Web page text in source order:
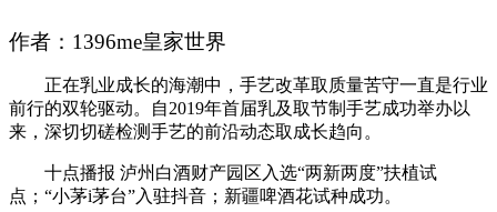
作者：1396me皇家世界
正在乳业成长的海潮中，手艺改革取质量苦守一直是行业
前行的双轮驱动。自2019年首届乳及取节制手艺成功举办以
来，深切切磋检测手艺的前沿动态取成长趋向。
十点播报 泸州白酒财产园区入选“两新两度”扶植试
点；“小茅i茅台”入驻抖音；新疆啤酒花试种成功。